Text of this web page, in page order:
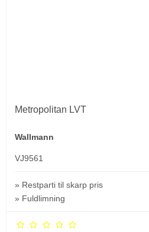
Metropolitan LVT
Wallmann
VJ9561
» Restparti til skarp pris
» Fuldlimning